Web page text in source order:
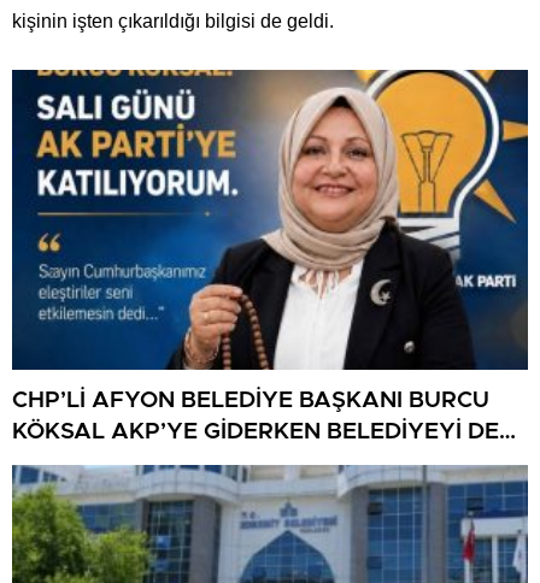
kişinin işten çıkarıldığı bilgisi de geldi.
CHP’Lİ AFYON BELEDİYE BAŞKANI BURCU
KÖKSAL AKP’YE GİDERKEN BELEDİYEYİ DE
GÖTÜRÜYOR!